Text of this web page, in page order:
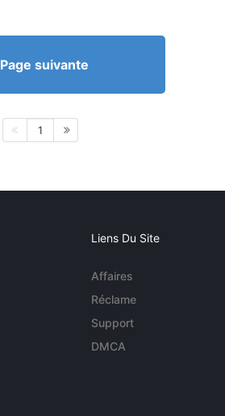
Page suivante
1
Liens Du Site
Affaires
Réclame
Support
DMCA